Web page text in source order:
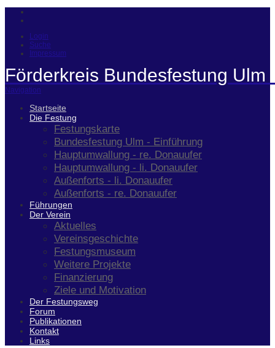
Login
Suche
Impressum
Förderkreis Bundesfestung Ulm
Navigation
Startseite
Die Festung
Festungskarte
Bundesfestung Ulm - Einführung
Hauptumwallung - re. Donauufer
Hauptumwallung - li. Donauufer
Außenforts - li. Donauufer
Außenforts - re. Donauufer
Führungen
Der Verein
Aktuelles
Vereinsgeschichte
Festungsmuseum
Weitere Projekte
Finanzierung
Ziele und Motivation
Der Festungsweg
Forum
Publikationen
Kontakt
Links